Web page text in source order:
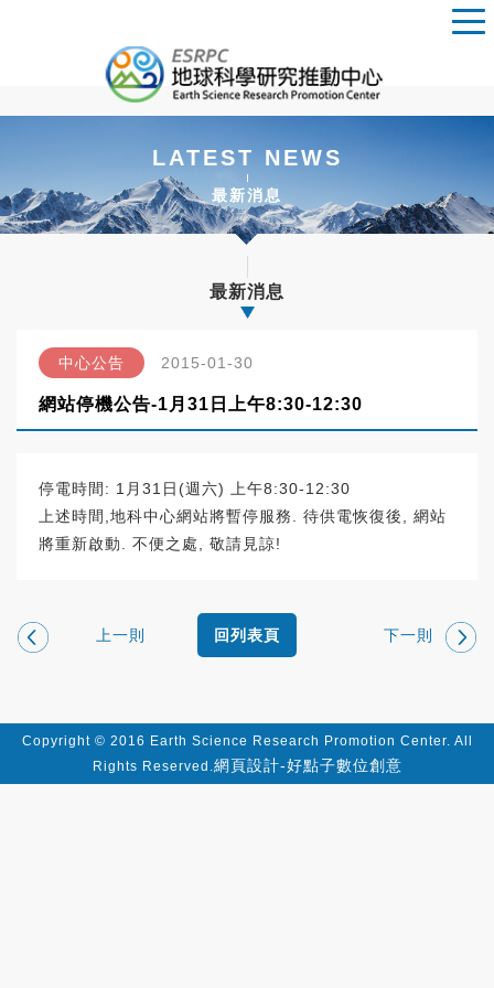
LATEST NEWS
最新消息
最新消息
中心公告 2015-01-30
網站停機公告-1月31日上午8:30-12:30
停電時間: 1月31日(週六) 上午8:30-12:30
上述時間,地科中心網站將暫停服務. 待供電恢復後, 網站
將重新啟動. 不便之處, 敬請見諒!
上一則 下一則
回列表頁
Copyright © 2016 Earth Science Research Promotion Center. All
Rights Reserved.網頁設計-好點子數位創意